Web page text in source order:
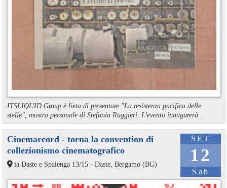
ITSLIQUID Group è lieta di presentare "La resistenza pacifica delle
stelle", mostra personale di Stefania Ruggieri. L'evento inaugurerà ...
SET
12
Sab
Cinemarcord - torna la convention di
collezionismo cinematografico
ia Daste e Spalenga 13/15 - Daste, Bergamo (BG)